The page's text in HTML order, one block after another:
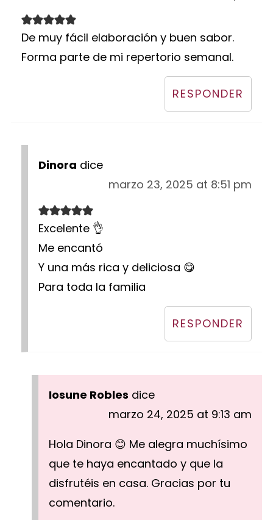
De muy fácil elaboración y buen sabor.
Forma parte de mi repertorio semanal.
RESPONDER
Dinora dice
marzo 23, 2025 at 8:51 pm
Excelente 👌
Me encantó
Y una más rica y deliciosa 😋
Para toda la familia
RESPONDER
Iosune Robles dice
marzo 24, 2025 at 9:13 am
Hola Dinora 😊 Me alegra muchísimo
que te haya encantado y que la
disfrutéis en casa. Gracias por tu
comentario.